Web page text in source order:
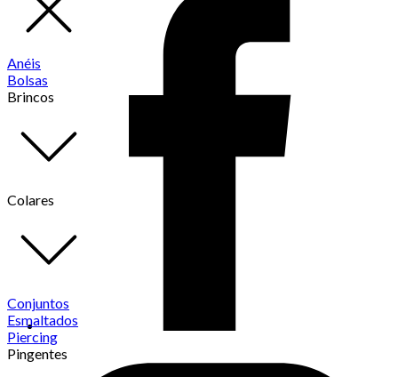
Anéis
Bolsas
Brincos
Colares
Conjuntos
Esmaltados
Piercing
Pingentes